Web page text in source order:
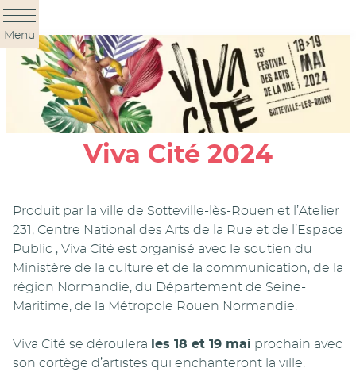
Panneau de gestion des cookies
Menu
Viva Cité 2024
Produit par la ville de Sotteville-lès-Rouen et l’Atelier
231, Centre National des Arts de la Rue et de l’Espace
Public , Viva Cité est organisé avec le soutien du
Ministère de la culture et de la communication, de la
région Normandie, du Département de Seine-
Maritime, de la Métropole Rouen Normandie.
Viva Cité se déroulera les 18 et 19 mai prochain avec
son cortège d’artistes qui enchanteront la ville.